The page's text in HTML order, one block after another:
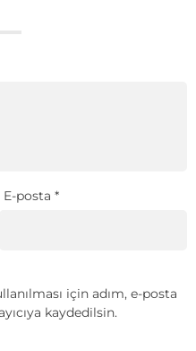
E-posta*
için adım, e-posta
kaydedilsin.